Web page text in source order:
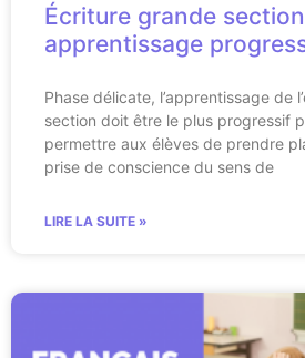
Écriture grande
apprentissage
Phase délicate, l’apprentissage de
section doit être le plus progressif
permettre aux élèves de prendre
prise de conscience du sens de
LIRE LA SUITE »